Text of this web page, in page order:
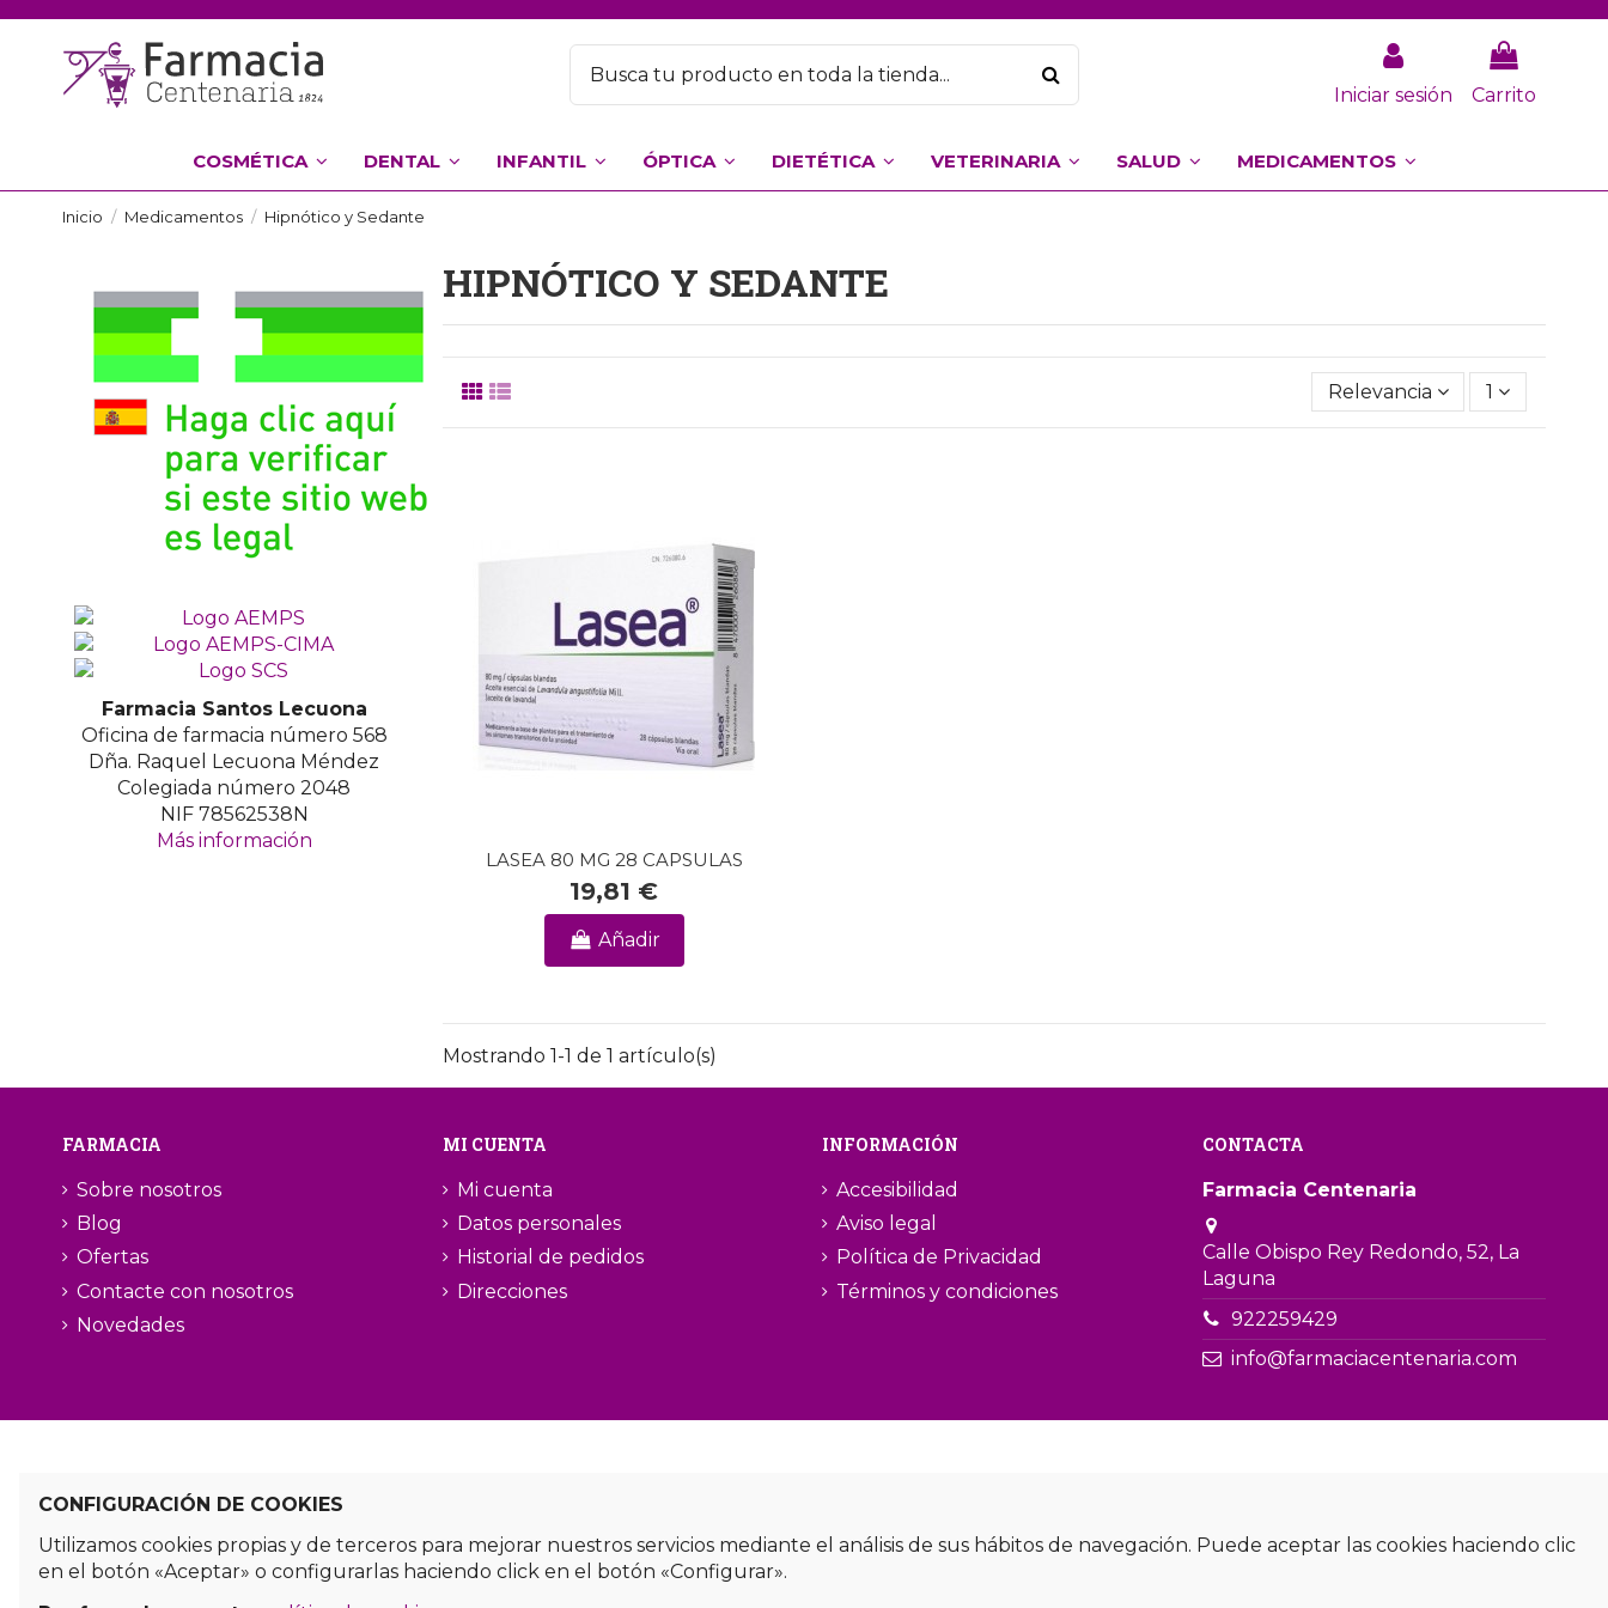
Iniciar sesión Carrito
COSMÉTICA DENTAL INFANTIL ÓPTICA DIETÉTICA VETERINARIA SALUD MEDICAMENTOS
Inicio Medicamentos Hipnótico y Sedante
HIPNÓTICO Y SEDANTE
Relevancia 1
LASEA 80 MG 28 CAPSULAS
19,81 €
Añadir
Mostrando 1-1 de 1 artículo(s)
Farmacia Santos Lecuona
Oficina de farmacia número 568
Dña. Raquel Lecuona Méndez
Colegiada número 2048
NIF 78562538N
Más información
FARMACIA
Sobre nosotros
Blog
Ofertas
Contacte con nosotros
Novedades
MI CUENTA
Mi cuenta
Datos personales
Historial de pedidos
Direcciones
INFORMACIÓN
Accesibilidad
Aviso legal
Política de Privacidad
Términos y condiciones
CONTACTA
Farmacia Centenaria
Calle Obispo Rey Redondo, 52, La
Laguna
922259429
info@farmaciacentenaria.com
CONFIGURACIÓN DE COOKIES
Utilizamos cookies propias y de terceros para mejorar nuestros servicios mediante el análisis de sus hábitos de navegación. Puede aceptar las cookies haciendo clic
en el botón «Aceptar» o configurarlas haciendo click en el botón «Configurar».